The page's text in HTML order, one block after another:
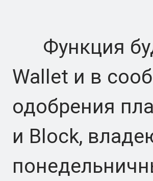
Функция
Wallet и в
одобрения
и Block,